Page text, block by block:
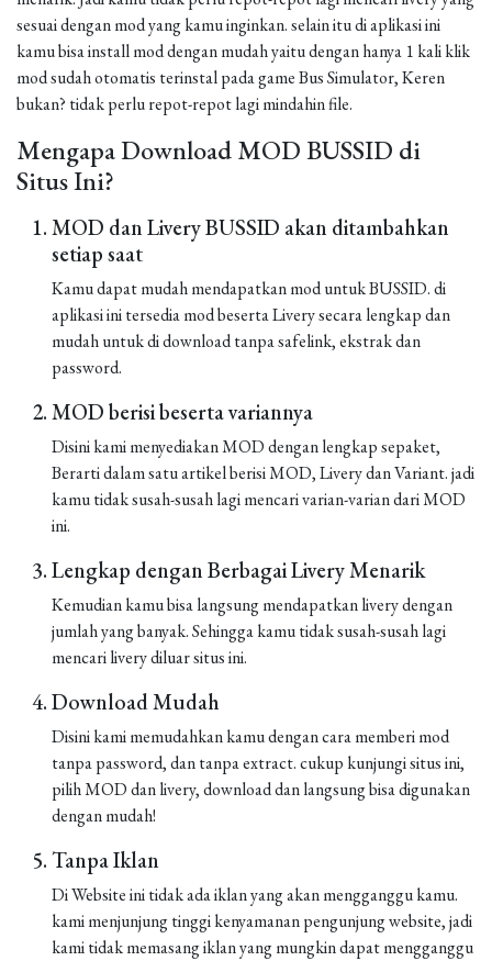
sesuai dengan mod yang kamu inginkan. selain itu di aplikasi ini
kamu bisa install mod dengan mudah yaitu dengan hanya 1 kali klik
mod sudah otomatis terinstal pada game Bus Simulator, Keren
bukan? tidak perlu repot-repot lagi mindahin file.
Mengapa Download MOD BUSSID di
Situs Ini?
MOD dan Livery BUSSID akan ditambahkan
setiap saat
Kamu dapat mudah mendapatkan mod untuk BUSSID. di
aplikasi ini tersedia mod beserta Livery secara lengkap dan
mudah untuk di download tanpa safelink, ekstrak dan
password.
MOD berisi beserta variannya
Disini kami menyediakan MOD dengan lengkap sepaket,
Berarti dalam satu artikel berisi MOD, Livery dan Variant. jadi
kamu tidak susah-susah lagi mencari varian-varian dari MOD
ini.
Lengkap dengan Berbagai Livery Menarik
Kemudian kamu bisa langsung mendapatkan livery dengan
jumlah yang banyak. Sehingga kamu tidak susah-susah lagi
mencari livery diluar situs ini.
Download Mudah
Disini kami memudahkan kamu dengan cara memberi mod
tanpa password, dan tanpa extract. cukup kunjungi situs ini,
pilih MOD dan livery, download dan langsung bisa digunakan
dengan mudah!
Tanpa Iklan
Di Website ini tidak ada iklan yang akan mengganggu kamu.
kami menjunjung tinggi kenyamanan pengunjung website, jadi
kami tidak memasang iklan yang mungkin dapat mengganggu